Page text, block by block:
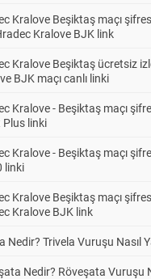
Kralove Beşiktaş maçı
Kralove BJK link
Kralove Beşiktaş ücretsiz
BJK maçı canlı linki
Kralove - Beşiktaş maçı
Plus linki
Kralove - Beşiktaş maçı
linki
Kralove Beşiktaş maçı
Kralove BJK link
Nedir? Trivela Vuruşu Nasıl
Nedir? Röveşata Vuruşu